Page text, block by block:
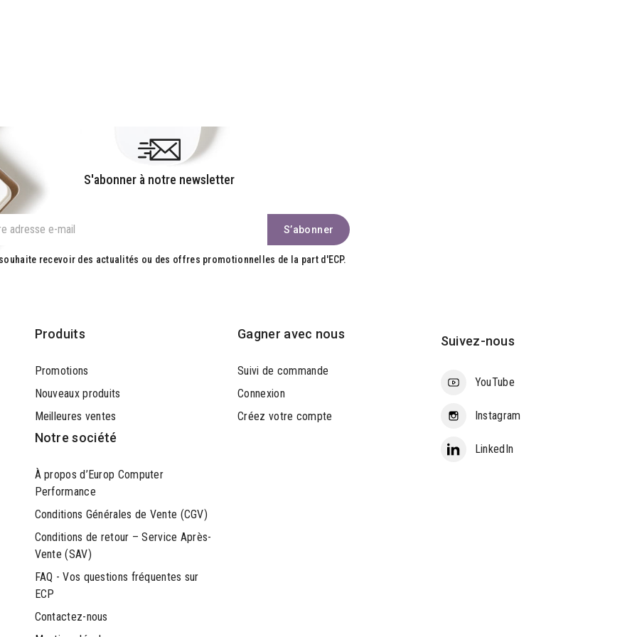
S'abonner à notre newsletter
recevoir des actualités ou des offres promotionnelles de la part d'ECP.
Produits
Promotions
Nouveaux produits
Meilleures ventes
Notre société
À propos d’Europ Computer
Performance
Conditions Générales de Vente (CGV)
Conditions de retour – Service Après-
Vente (SAV)
FAQ - Vos questions fréquentes sur
ECP
Contactez-nous
Gagner avec nous
Suivi de commande
Connexion
Créez votre compte
Suivez-nous
YouTube
Instagram
LinkedIn